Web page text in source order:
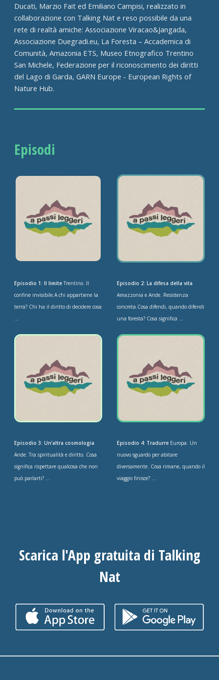
Ducati, Marzio Fait ed Emiliano Campisi, realizzato in
collaborazione con Talking Nat e reso possibile da una
rete di realtà amiche: Associazione Viracao&Jangada,
Associazione Duegradi.eu, La Foresta – Accademica di
Comunità, Amazonia ETS, Museo Etnografico Trentino
San Michele, Federazione per il riconoscimento dei diritti
del Lago di Garda, GARN Europe - European Rights of
Nature Hub.
Episodi
Episodio 1: Il limiteTrentino. Il
confine invisibile.A chi appartiene la
terra? Chi ha il diritto di decidere cosa
Episodio 2: La difesa della vita
Amazzonia e Ande. Resistenza
concreta.Cosa difendi, quando difendi
una foresta? Cosa significa ...
Episodio 3: Un’altra cosmologia
Ande. Tra spiritualità e diritto. Cosa
significa rispettare qualcosa che non
può parlarti? ...
Episodio 4: TradurreEuropa. Un
nuovo sguardo per abitare
diversamente. Cosa rimane, quando il
viaggio finisce? ...
Scarica l'App gratuita di Talking
Nat